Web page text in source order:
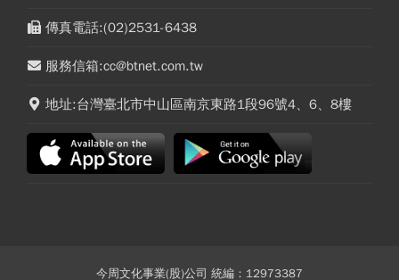
傳真電話:(02)2531-6438
服務信箱:cc@btnet.com.tw
地址:台灣臺北市中山區南京東路1段96號4、6、8樓
今周文化事業(股)公司 統編：12973387